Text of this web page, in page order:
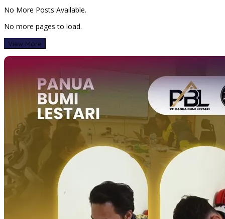
No More Posts Available.
No more pages to load.
View More